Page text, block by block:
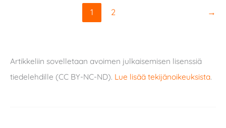
1 2 →
Artikkeliin sovelletaan avoimen julkaisemisen lisenssiä
tiedelehdille (CC BY-NC-ND). Lue lisää tekijänoikeuksista.